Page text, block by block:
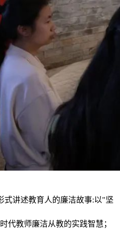
式讲述教育人的廉洁故事:以"坚
代教师廉洁从教的实践智慧；